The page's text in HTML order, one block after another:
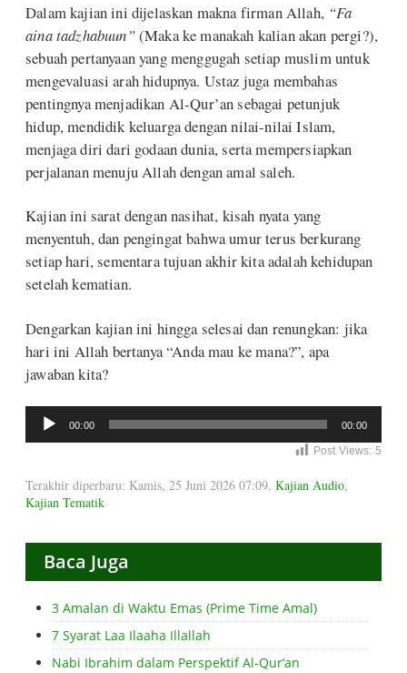
Dalam kajian ini dijelaskan makna firman Allah, “Fa
aina tadzhabuun”(Maka ke manakah kalian akan pergi?),
sebuah pertanyaan yang menggugah setiap muslim untuk
mengevaluasi arah hidupnya. Ustaz juga membahas
pentingnya menjadikan Al-Qur’an sebagai petunjuk
hidup, mendidik keluarga dengan nilai-nilai Islam,
menjaga diri dari godaan dunia, serta mempersiapkan
perjalanan menuju Allah dengan amal saleh.
Kajian ini sarat dengan nasihat, kisah nyata yang
menyentuh, dan pengingat bahwa umur terus berkurang
setiap hari, sementara tujuan akhir kita adalah kehidupan
setelah kematian.
Dengarkan kajian ini hingga selesai dan renungkan: jika
hari ini Allah bertanya “Anda mau ke mana?”, apa
jawaban kita?
Audio
Player
00:00 00:00
Post Views: 5
Terakhir diperbaru: Kamis, 25 Juni 2026 07:09, Kajian Audio,
Kajian Tematik
Baca Juga
3 Amalan di Waktu Emas (Prime Time Amal)
7 Syarat Laa Ilaaha Illallah
Nabi Ibrahim dalam Perspektif Al-Qur’an